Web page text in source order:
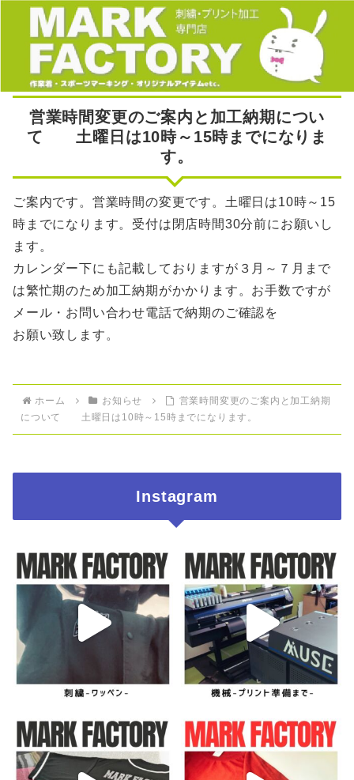
営業時間変更のご案内と加工納期につい
て 土曜日は10時～15時までになりま
す。
ご案内です。営業時間の変更です。土曜日は10時～15
時までになります。受付は閉店時間30分前にお願いし
ます。
カレンダー下にも記載しておりますが３月～７月まで
は繁忙期のため加工納期がかかります。お手数ですが
メール・お問い合わせ電話で納期のご確認を
お願い致します。
ホーム お知らせ
営業時間変更のご案内と加工納期
について 土曜日は10時～15時までになります。
Instagram